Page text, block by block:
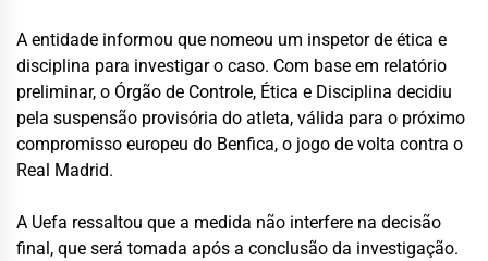
A entidade informou que nomeou um inspetor de ética e
disciplina para investigar o caso. Com base em relatório
preliminar, o Órgão de Controle, Ética e Disciplina decidiu
pela suspensão provisória do atleta, válida para o próximo
compromisso europeu do Benfica, o jogo de volta contra o
Real Madrid.
A Uefa ressaltou que a medida não interfere na decisão
final, que será tomada após a conclusão da investigação.